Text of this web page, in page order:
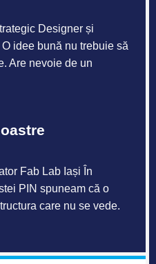
Designer și
idee bună nu trebuie să
Are nevoie de un
Fab Lab Iași În
PIN spuneam că o
care nu se vede.